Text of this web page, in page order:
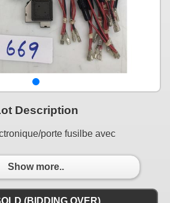
Description
porte fusilbe avec
Show more..
(BIDDING OVER)